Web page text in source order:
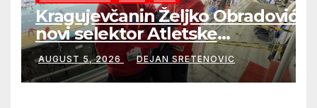
Kragujevčanin Željko Obradović
novi selektor Atletske
reprezentacije Srbije
AUGUST 5, 2026 DEJAN SRETENOVIC